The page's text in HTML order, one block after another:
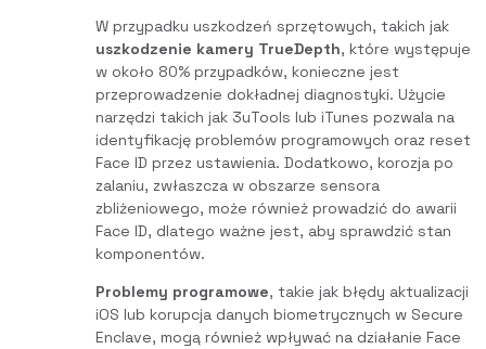
W przypadku uszkodzeń sprzętowych, takich jak
uszkodzenie kamery TrueDepth, które występuje
w około 80% przypadków, konieczne jest
przeprowadzenie dokładnej diagnostyki. Użycie
narzędzi takich jak 3uTools lub iTunes pozwala na
identyfikację problemów programowych oraz reset
Face ID przez ustawienia. Dodatkowo, korozja po
zalaniu, zwłaszcza w obszarze sensora
zbliżeniowego, może również prowadzić do awarii
Face ID, dlatego ważne jest, aby sprawdzić stan
komponentów.
Problemy programowe, takie jak błędy aktualizacji
iOS lub korupcja danych biometrycznych w Secure
Enclave, mogą również wpływać na działanie Face